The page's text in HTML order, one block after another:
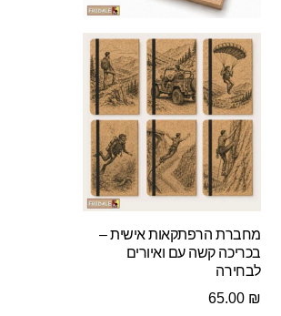
מחברת הרפתקאות אישית –
בכריכה קשה עם ואיורים
לבחירה
65.00 ₪